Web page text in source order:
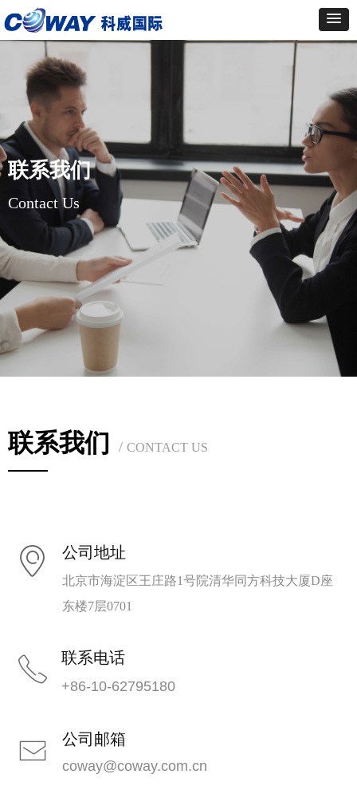
联系我们
Contact Us
联系我们 / CONTACT US
ꀷ 公司地址
北京市海淀区王庄路1号院清华同方科技大厦D座
东楼7层0701
ꂅ 联系电话
+86-10-62795180
ꂘ 公司邮箱
coway@coway.com.cn